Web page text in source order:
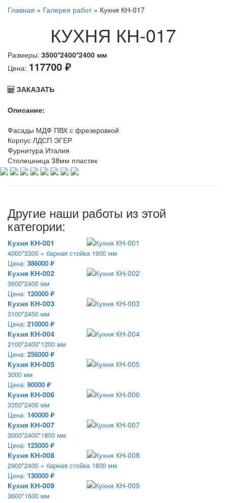
Главная » Галерея работ» Кухня КН-017
КУХНЯ КН-017
Размеры: 3500*2400*2400 мм
Цена: 117700 ₽
ЗАКАЗАТЬ
Описание:
Фасады МДФ ПВХ с фрезеровкой
Корпус ЛДСП ЭГЕР
Фурнитура Италия
Столешница 38мм пластик
Другие наши работы из этой
категории:
Кухня КН-001
4000*3300 + барная стойка 1900 мм
Цена: 386000 ₽
Кухня КН-002
3600*2400 мм
Цена: 120000 ₽
Кухня КН-003
3100*2450 мм
Цена: 210000 ₽
Кухня КН-004
2100*2400*1200 мм
Цена: 256000 ₽
Кухня КН-005
3000 мм
Цена: 90000 ₽
Кухня КН-006
3350*2400 мм
Цена: 140000 ₽
Кухня КН-007
3000*2400*1800 мм
Цена: 125000 ₽
Кухня КН-008
2900*2400 + барная стойка 1800 мм
Цена: 130000 ₽
Кухня КН-009
3600*1600 мм